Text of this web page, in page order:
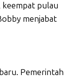
keempat pulau
menjabat
Pemerintah